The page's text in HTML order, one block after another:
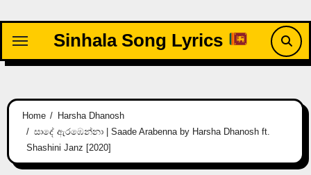
content
Sinhala Song Lyrics
Home
Harsha Dhanosh
සාදේ ඇරඹෙන්නා | Saade Arabenna by Harsha Dhanosh ft.
Shashini Janz [2020]